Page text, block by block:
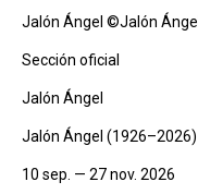
Jalón Ángel ©Jalón Ángel
Sección oficial
Jalón Ángel
Jalón Ángel (1926–2026)
10 sep. — 27 nov. 2026